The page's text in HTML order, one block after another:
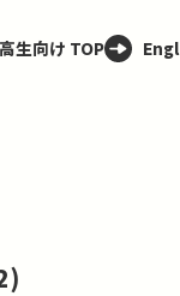
生向け TOP